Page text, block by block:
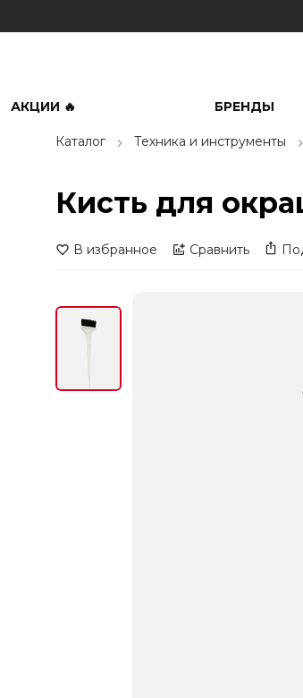
АКЦИИ 🔥 БРЕНДЫ
Каталог Техника и инструменты
Кисть для
В избранное Сравнить